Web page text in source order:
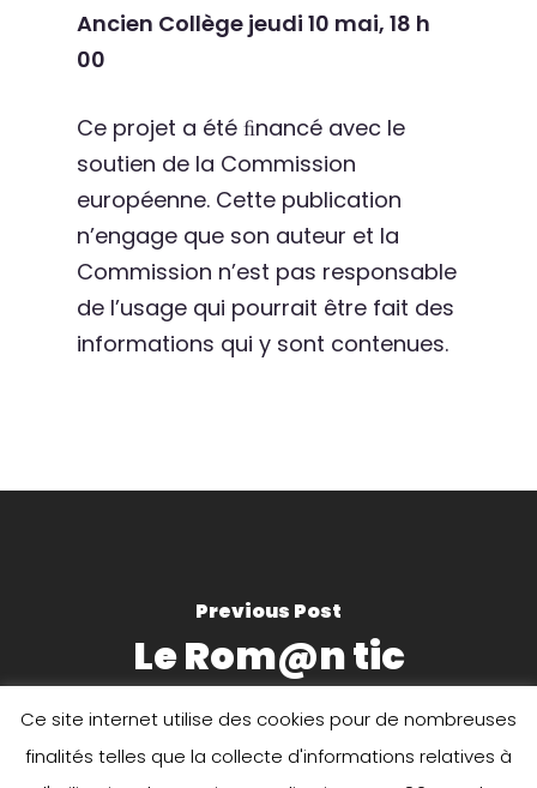
Ancien Collège jeudi 10 mai, 18 h
00
Ce projet a été ﬁnancé avec le
soutien de la Commission
européenne. Cette publication
n’engage que son auteur et la
Commission n’est pas responsable
de l’usage qui pourrait être fait des
informations qui y sont contenues.
Previous Post
Le Rom@n tic
Ce site internet utilise des cookies pour de nombreuses
finalités telles que la collecte d'informations relatives à